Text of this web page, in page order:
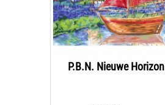
P.B.N. Nieuwe Horizon